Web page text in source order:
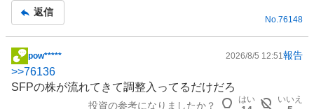
事
返信
No. 76148
掲
示
板
pow***** 2026/8/5 12:51 報告
>>76136
SFPの株が流れてきて調整入ってるだけだろ
投資の参考になりましたか？
はい いいえ